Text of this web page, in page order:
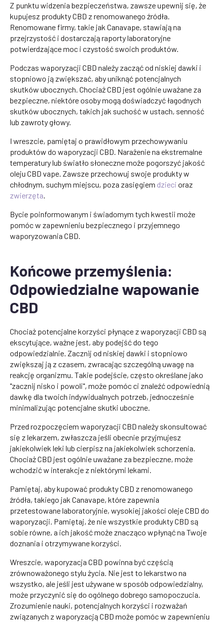
Z punktu widzenia bezpieczeństwa, zawsze upewnij się, że
kupujesz produkty CBD z renomowanego źródła.
Renomowane firmy, takie jak Canavape, stawiają na
przejrzystość i dostarczają raporty laboratoryjne
potwierdzające moc i czystość swoich produktów.
Podczas waporyzacji CBD należy zacząć od niskiej dawki i
stopniowo ją zwiększać, aby uniknąć potencjalnych
skutków ubocznych. Chociaż CBD jest ogólnie uważane za
bezpieczne, niektóre osoby mogą doświadczyć łagodnych
skutków ubocznych, takich jak suchość w ustach, senność
lub zawroty głowy.
I wreszcie, pamiętaj o prawidłowym przechowywaniu
produktów do waporyzacji CBD. Narażenie na ekstremalne
temperatury lub światło słoneczne może pogorszyć jakość
oleju CBD vape. Zawsze przechowuj swoje produkty w
chłodnym, suchym miejscu, poza zasięgiem dzieci oraz
zwierzęta.
Bycie poinformowanym i świadomym tych kwestii może
pomóc w zapewnieniu bezpiecznego i przyjemnego
waporyzowania CBD.
Końcowe przemyślenia:
Odpowiedzialne wapowanie
CBD
Chociaż potencjalne korzyści płynące z waporyzacji CBD są
ekscytujące, ważne jest, aby podejść do tego
odpowiedzialnie. Zacznij od niskiej dawki i stopniowo
zwiększaj ją z czasem, zwracając szczególną uwagę na
reakcję organizmu. Takie podejście, często określane jako
"zacznij nisko i powoli", może pomóc ci znaleźć odpowiednią
dawkę dla twoich indywidualnych potrzeb, jednocześnie
minimalizując potencjalne skutki uboczne.
Przed rozpoczęciem waporyzacji CBD należy skonsultować
się z lekarzem, zwłaszcza jeśli obecnie przyjmujesz
jakiekolwiek leki lub cierpisz na jakiekolwiek schorzenia.
Chociaż CBD jest ogólnie uważane za bezpieczne, może
wchodzić w interakcje z niektórymi lekami.
Pamiętaj, aby kupować produkty CBD z renomowanego
źródła, takiego jak Canavape, które zapewnia
przetestowane laboratoryjnie, wysokiej jakości oleje CBD do
waporyzacji. Pamiętaj, że nie wszystkie produkty CBD są
sobie równe, a ich jakość może znacząco wpłynąć na Twoje
doznania i otrzymywane korzyści.
Wreszcie, waporyzacja CBD powinna być częścią
zrównoważonego stylu życia. Nie jest to lekarstwo na
wszystko, ale jeśli jest używane w sposób odpowiedzialny,
może przyczynić się do ogólnego dobrego samopoczucia.
Zrozumienie nauki, potencjalnych korzyści i rozważań
związanych z waporyzacją CBD może pomóc w zapewnieniu